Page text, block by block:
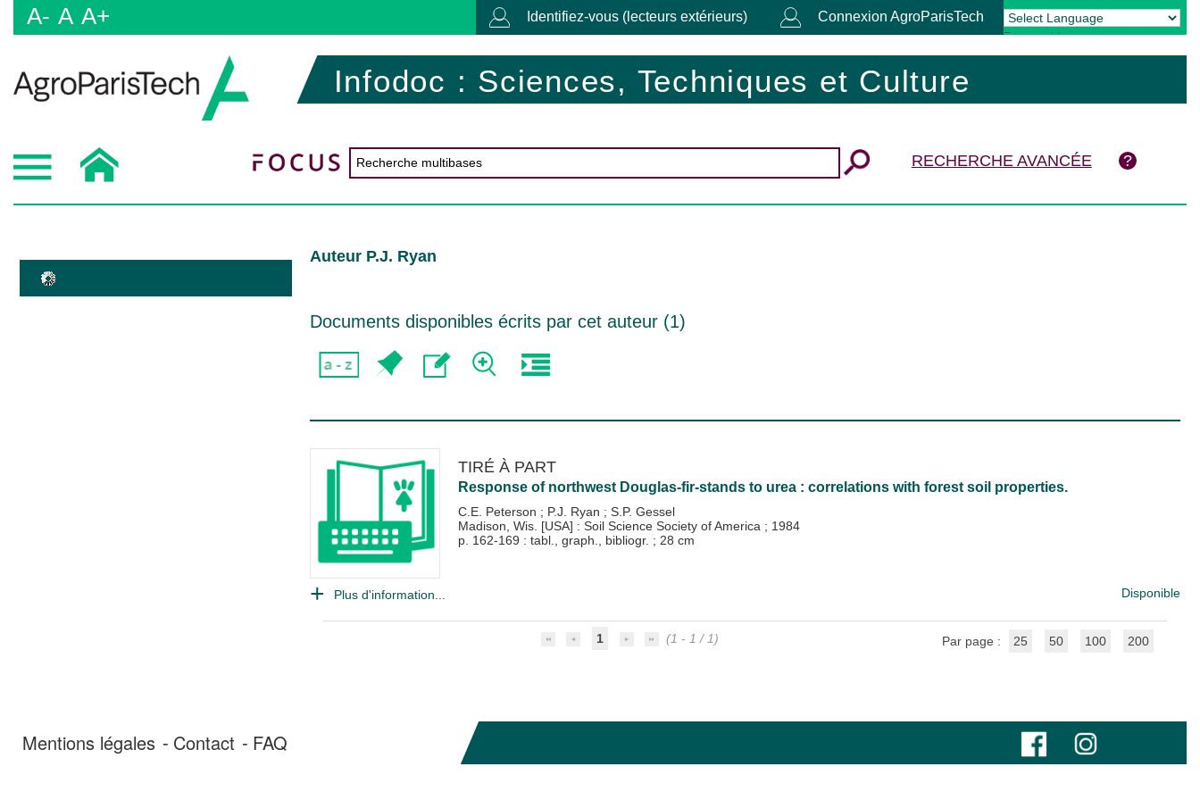
A- A A+ Identifiez-vous (lecteurs extérieurs) Connexion AgroParisTech
Powered by Translate
Infodoc : Sciences, Techniques et Culture
RECHERCHE AVANCÉE
Auteur P.J. Ryan
Documents disponibles écrits par cet auteur (1)
TIRÉ À PART
Response of northwest Douglas-fir-stands to urea : correlations with forest soil properties.
C.E. Peterson ; P.J. Ryan ; S.P. Gessel
Madison, Wis. [USA] : Soil Science Society of America ; 1984
p. 162-169 : tabl., graph., bibliogr. ; 28 cm
Plus d'information... Disponible
1 (1 - 1 / 1) Par page : 25 50 100 200
Mentions légales Contact FAQ